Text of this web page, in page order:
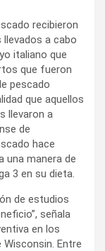
recibieron
a cabo
italiano que
que fueron
pescado
que aquellos
llevaron a
de
hace
una manera de
3 en su dieta.
de estudios
señala
en los
Wisconsin. Entre